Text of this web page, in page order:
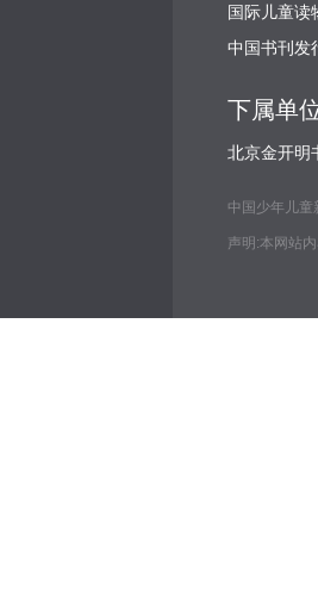
国际儿童读
中国书刊发
下属单
北京金开明
中国少年儿
声明:本网站